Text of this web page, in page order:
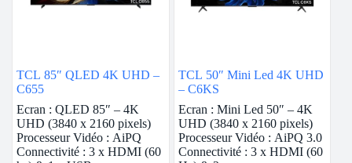
TCL 85″ QLED 4K UHD –
C655
Ecran : QLED 85″ – 4K
UHD (3840 x 2160 pixels)
Processeur Vidéo : AiPQ
Connectivité : 3 x HDMI (60
TCL 50″ Mini Led 4K UHD
– C6KS
Ecran : Mini Led 50″ – 4K
UHD (3840 x 2160 pixels)
Processeur Vidéo : AiPQ 3.0
Connectivité : 3 x HDMI (60